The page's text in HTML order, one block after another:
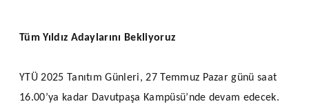
Tüm Yıldız Adaylarını Bekliyoruz
YTÜ 2025 Tanıtım Günleri, 27 Temmuz Pazar günü saat
16.00’ya kadar Davutpaşa Kampüsü’nde devam edecek.